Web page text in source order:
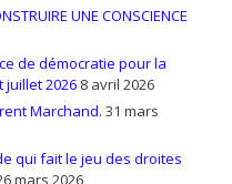
UNE CONSCIENCE
de démocratie pour la
2026 8 avril 2026
Marchand. 31 mars
qui fait le jeu des droites
mars 2026